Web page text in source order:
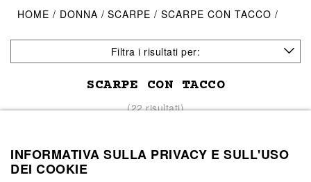
HOME DONNA SCARPE SCARPE CON TACCO
Filtra i risultati per:
SCARPE CON TACCO
(22 risultati)
INFORMATIVA SULLA PRIVACY E SULL'USO
DEI COOKIE